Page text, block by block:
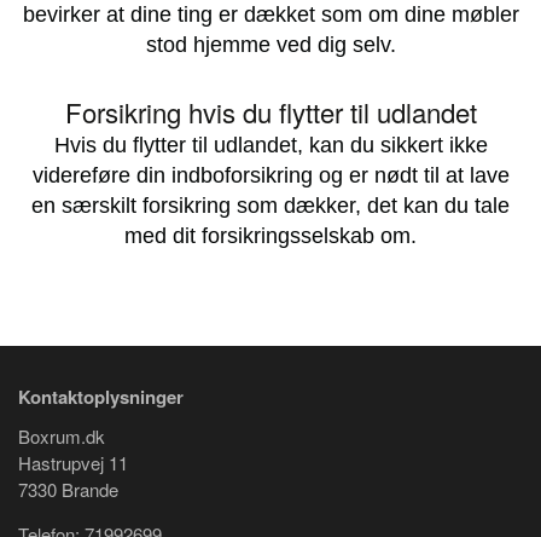
bevirker at dine ting er dækket som om dine møbler
stod hjemme ved dig selv.
Forsikring hvis du flytter til udlandet
Hvis du flytter til udlandet, kan du sikkert ikke
videreføre din indboforsikring og er nødt til at lave
en særskilt forsikring som dækker, det kan du tale
med dit forsikringsselskab om.
Kontaktoplysninger
Boxrum.dk
Hastrupvej 11
7330 Brande